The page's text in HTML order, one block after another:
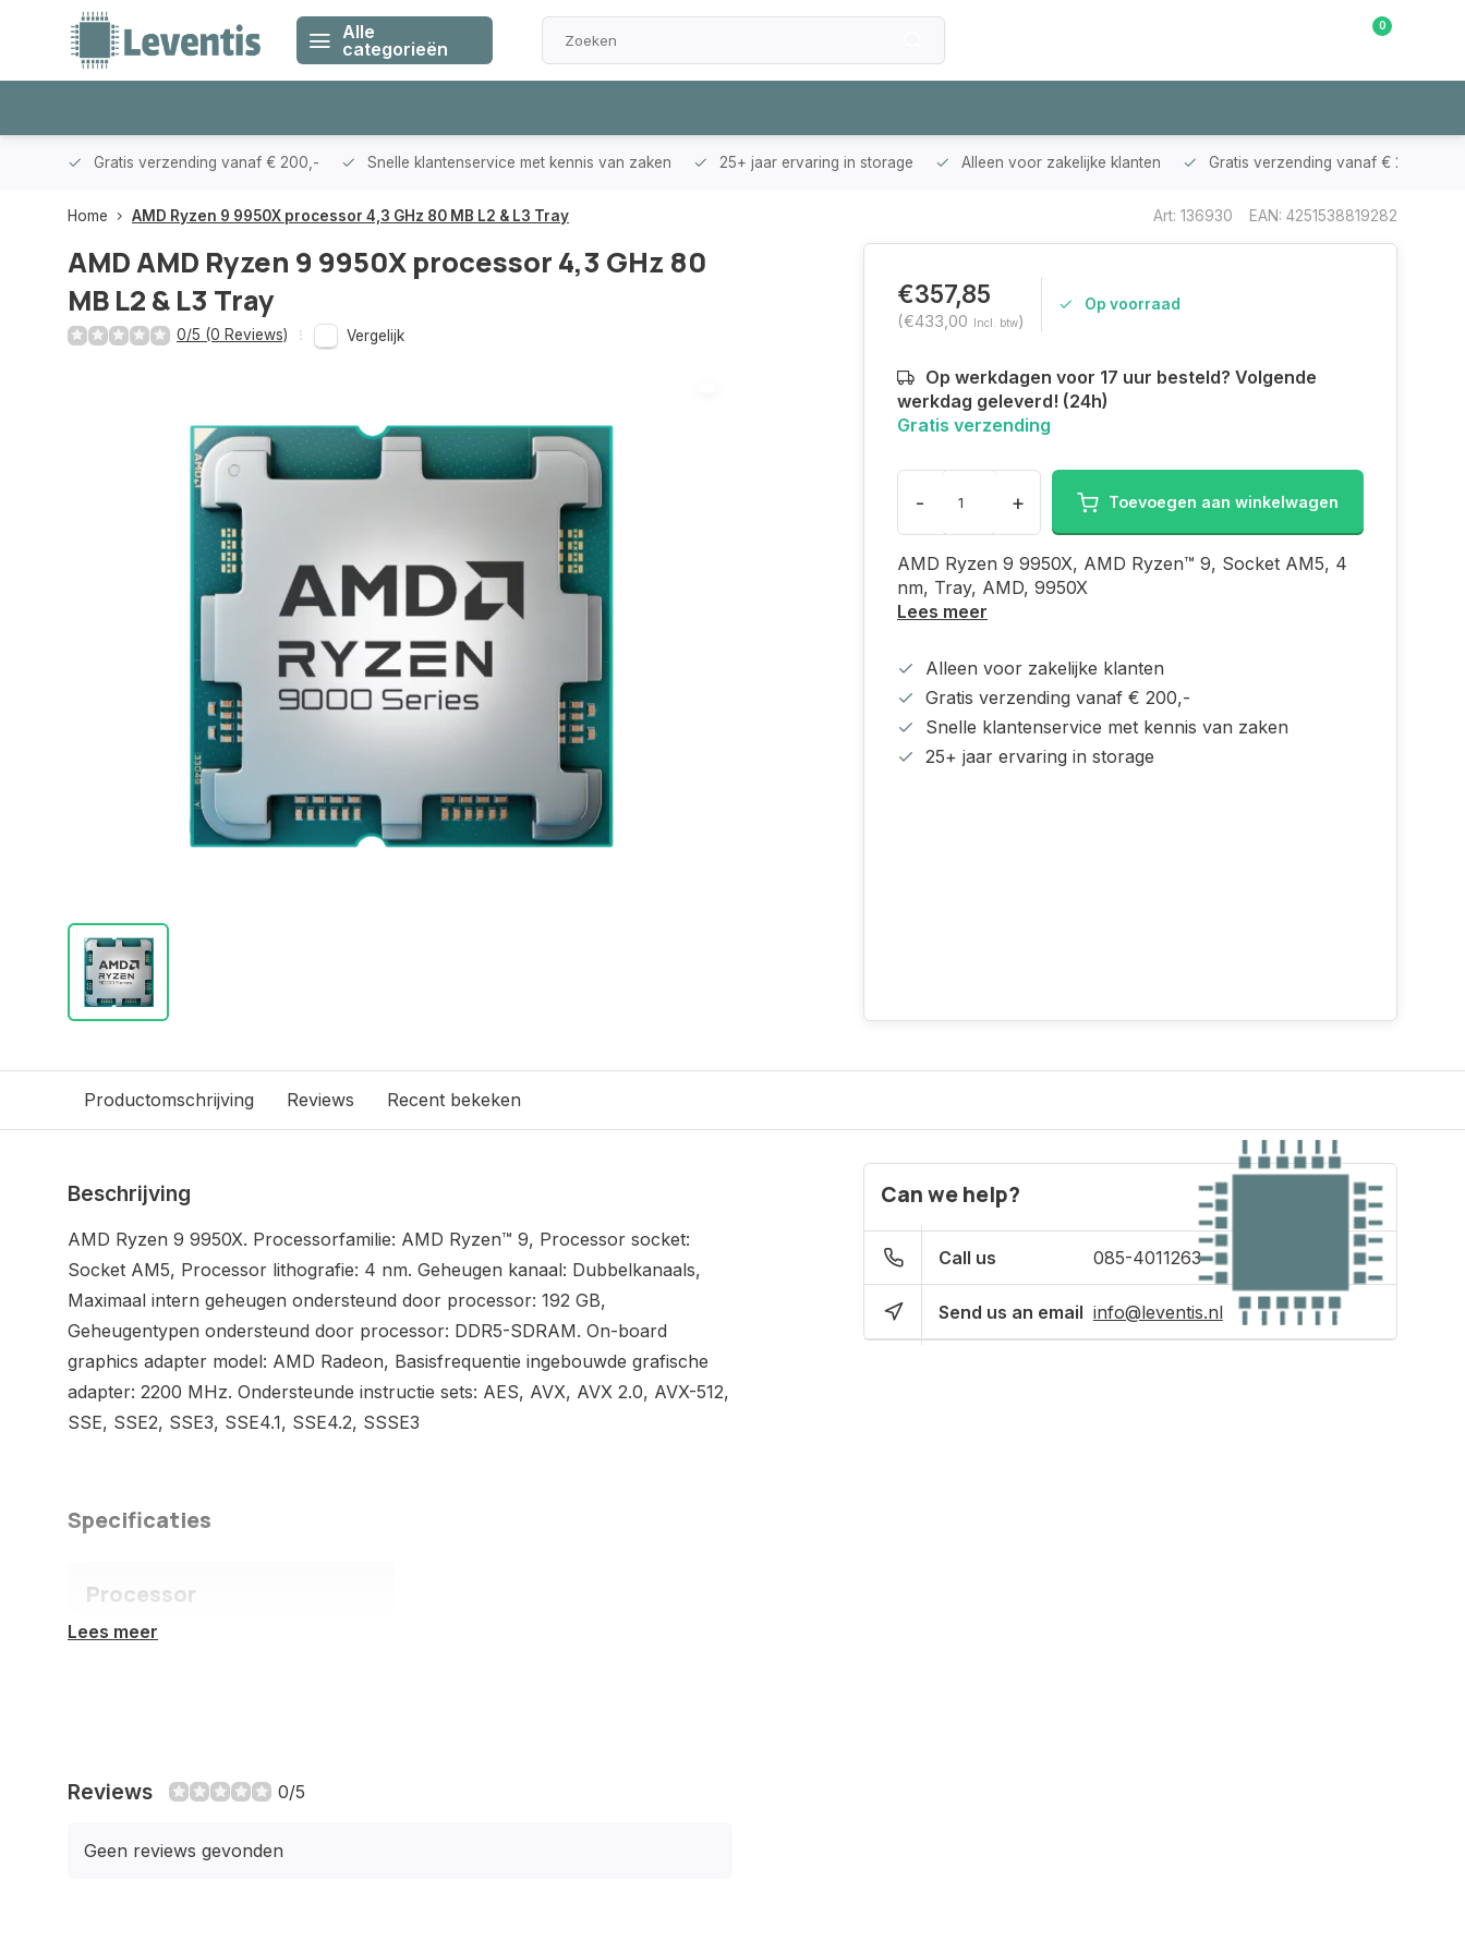
Alle
categorieën
0
Gratis verzending vanaf € 200,- Snelle klantenservice met kennis van zaken 25+ jaar ervaring in storage Alleen voor zakelijke klanten Gratis verzending vanaf € 200,-
Home AMD Ryzen 9 9950X processor 4,3 GHz 80 MB L2 & L3 Tray Art: 136930 EAN: 4251538819282
AMDAMD Ryzen 9 9950X processor 4,3 GHz 80
MB L2 & L3 Tray
0/5 (0 Reviews) Vergelijk
€357,85
(€433,00 Incl. btw)
Op voorraad
Op werkdagen voor 17 uur besteld? Volgende
werkdag geleverd! (24h)
Gratis verzending
- + Toevoegen aan winkelwagen
AMD Ryzen 9 9950X, AMD Ryzen™ 9, Socket AM5, 4
nm, Tray, AMD, 9950X
Lees meer
Alleen voor zakelijke klanten
Gratis verzending vanaf € 200,-
Snelle klantenservice met kennis van zaken
25+ jaar ervaring in storage
Productomschrijving Reviews Recent bekeken
Beschrijving
AMD Ryzen 9 9950X. Processorfamilie: AMD Ryzen™ 9, Processor socket:
Socket AM5, Processor lithografie: 4 nm. Geheugen kanaal: Dubbelkanaals,
Maximaal intern geheugen ondersteund door processor: 192 GB,
Geheugentypen ondersteund door processor: DDR5-SDRAM. On-board
graphics adapter model: AMD Radeon, Basisfrequentie ingebouwde grafische
adapter: 2200 MHz. Ondersteunde instructie sets: AES, AVX, AVX 2.0, AVX-512,
SSE, SSE2, SSE3, SSE4.1, SSE4.2, SSSE3
Specificaties
Processor
Processormodel 9950X
Basisfrequentie
4,3 GHz
Lees meer
Reviews 0/5
Geen reviews gevonden
Can we help?
Call us 085-4011263
Send us an email info@leventis.nl